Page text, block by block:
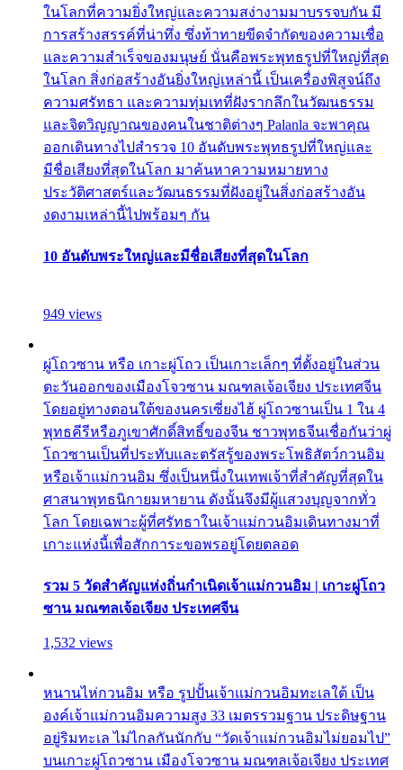
ในโลกที่ความยิ่งใหญ่และความสง่างามมาบรรจบกัน มี
การสร้างสรรค์ที่น่าทึ่ง ซึ่งท้าทายขีดจำกัดของความเชื่อ
และความสำเร็จของมนุษย์ นั่นคือพระพุทธรูปที่ใหญ่ที่สุด
ในโลก สิ่งก่อสร้างอันยิ่งใหญ่เหล่านี้ เป็นเครื่องพิสูจน์ถึง
ความศรัทธา และความทุ่มเทที่ฝังรากลึกในวัฒนธรรม
และจิตวิญญาณของคนในชาติต่างๆ Palanla จะพาคุณ
ออกเดินทางไปสำรวจ 10 อันดับพระพุทธรูปที่ใหญ่และ
มีชื่อเสียงที่สุดในโลก มาค้นหาความหมายทาง
ประวัติศาสตร์และวัฒนธรรมที่ฝังอยู่ในสิ่งก่อสร้างอัน
งดงามเหล่านี้ไปพร้อมๆ กัน
10 อันดับพระใหญ่และมีชื่อเสียงที่สุดในโลก
949 views
ผู่โถวซาน หรือ เกาะผู่โถว เป็นเกาะเล็กๆ ที่ตั้งอยู่ในส่วน
ตะวันออกของเมืองโจวซาน มณฑลเจ้อเจียง ประเทศจีน
โดยอยู่ทางตอนใต้ของนครเซี่ยงไฮ้ ผู่โถวซานเป็น 1 ใน 4
พุทธคีรีหรือภูเขาศักดิ์สิทธิ์ของจีน ชาวพุทธจีนเชื่อกันว่าผู่
โถวซานเป็นที่ประทับและตรัสรู้ของพระโพธิสัตว์กวนอิม
หรือเจ้าแม่กวนอิม ซึ่งเป็นหนึ่งในเทพเจ้าที่สำคัญที่สุดใน
ศาสนาพุทธนิกายมหายาน ดังนั้นจึงมีผู้แสวงบุญจากทั่ว
โลก โดยเฉพาะผู้ที่ศรัทธาในเจ้าแม่กวนอิมเดินทางมาที่
เกาะแห่งนี้เพื่อสักการะขอพรอยู่โดยตลอด
รวม 5 วัดสำคัญแห่งถิ่นกำเนิดเจ้าแม่กวนอิม | เกาะผู่โถว
ซาน มณฑลเจ้อเจียง ประเทศจีน
1,532 views
หนานไห่กวนอิม หรือ รูปปั้นเจ้าแม่กวนอิมทะเลใต้ เป็น
องค์เจ้าแม่กวนอิมความสูง 33 เมตรรวมฐาน ประดิษฐาน
อยู่ริมทะเล ไม่ไกลกันนักกับ “วัดเจ้าแม่กวนอิมไม่ยอมไป”
บนเกาะผู่โถวซาน เมืองโจวซาน มณฑลเจ้อเจียง ประเทศ